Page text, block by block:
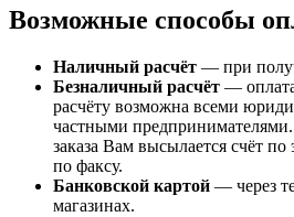
Возможные способы
Наличный расчёт — при
Безналичный расчёт —
расчёту возможна всеми
частными
заказа Вам высылается счёт
по факсу.
Банковской картой — через
магазинах.